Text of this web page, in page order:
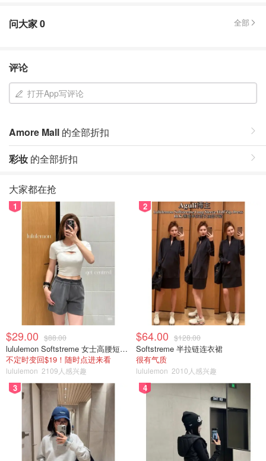
问大家0 全部
评论
打开App写评论
Amore Mall 的全部折扣
彩妆 的全部折扣
大家都在抢
1
$29.00 $88.00
lululemon Softstreme 女士高腰短裤 10cm
不定时变回$19！随时点进来看
lululemon 2109人感兴趣
2
$64.00 $128.00
Softstreme 半拉链连衣裙
很有气质
lululemon 2010人感兴趣
3 4